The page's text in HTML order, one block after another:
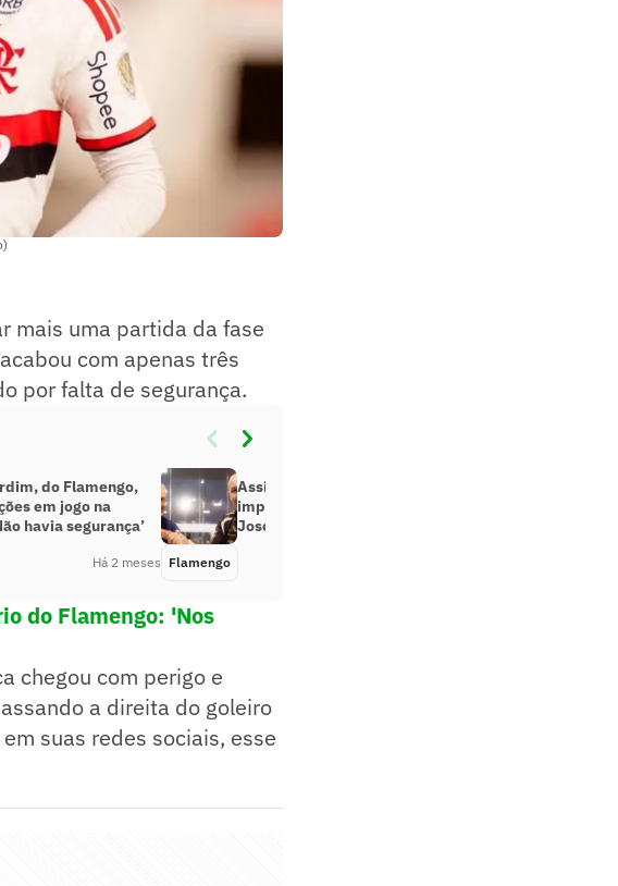
mais uma partida da fase
com apenas três
por falta de segurança.
do Flamengo,
em jogo na
havia segurança’
Há 2 meses
Assista ao vivo à coletiva de
imprensa de Leonardo Jardim e
José Boto no Flamengo
Flamengo
do Flamengo: 'Nos
chegou com perigo e
a direita do goleiro
suas redes sociais, esse